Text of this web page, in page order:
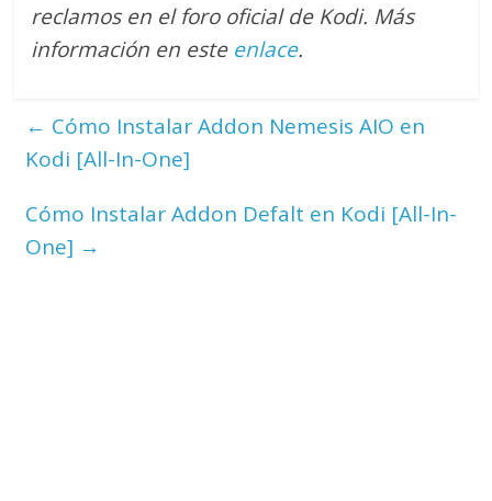
reclamos en el foro oficial de Kodi. Más
información en este enlace.
← Cómo Instalar Addon Nemesis AIO en
Kodi [All-In-One]
Cómo Instalar Addon Defalt en Kodi [All-In-
One] →